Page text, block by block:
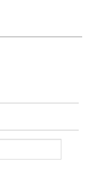
haqqında